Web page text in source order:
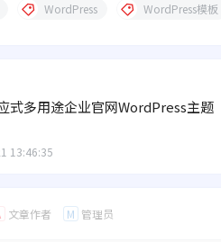
WordPress WordPress模板
式多用途企业官网WordPress主题
13:46:35
文章作者 M 管理员